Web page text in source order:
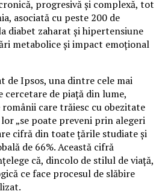
progresivă și complexă, tot
asociată cu peste 200 de
diabet zaharat și hipertensiune
metabolice și impact emoțional
de Ipsos, una dintre cele mai
de piață din lume,
care trăiesc cu obezitate
„se poate preveni prin alegeri
cifră din toate țările studiate și
de 66%. Această cifră
că, dincolo de stilul de viață,
ce face procesul de slăbire